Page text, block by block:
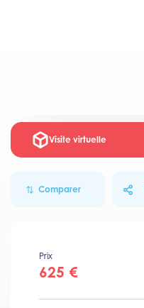
Visite virtuelle
Comparer
Prix
625 €